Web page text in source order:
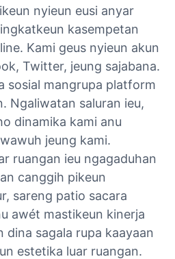
nyieun eusi anyar
kasempetan
Kami geus nyieun akun
Twitter, jeung sajabana.
sosial mangrupa platform
Ngaliwatan saluran ieu,
dinamika kami anu
jeung kami.
ruangan ieu ngagaduhan
canggih pikeun
sareng patio sacara
awét mastikeun kinerja
dina sagala rupa kaayaan
estetika luar ruangan.